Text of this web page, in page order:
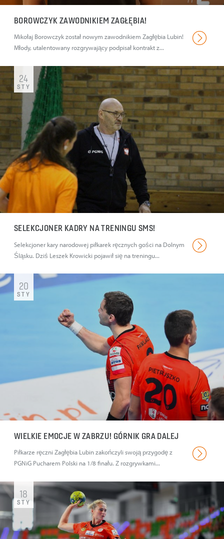
BOROWCZYK ZAWODNIKIEM ZAGŁĘBIA!
Mikołaj Borowczyk został nowym zawodnikiem Zagłębia Lubin!
Młody, utalentowany rozgrywający podpisał kontrakt z...
SELEKCJONER KADRY NA TRENINGU SMS!
Selekcjoner kary narodowej piłkarek ręcznych gości na Dolnym
Śląsku. Dziś Leszek Krowicki pojawił się na treningu...
24
STY
WIELKIE EMOCJE W ZABRZU! GÓRNIK GRA DALEJ
Piłkarze ręczni Zagłębia Lubin zakończyli swoją przygodę z
PGNiG Pucharem Polski na 1/8 finału. Z rozgrywkami...
20
STY
18
STY